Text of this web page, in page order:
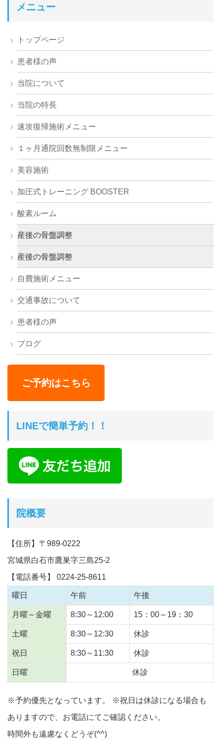
メニュー
トップページ
患者様の声
当院について
当院の特長
速攻復帰施術メニュー
１ヶ月通院回数無制限メニュー
美容施術
加圧式トレーニング BOOSTER
酸素ルーム
産後の骨盤調整
産後の骨盤調整
自費施術メニュー
交通事故について
患者様の声
ブログ
ご予約はこちら
LINEで簡単予約！！
院概要
【住所】〒989-0222
宮城県白石市鷹巣字三島25-2
【電話番号】 0224-25-8611
曜日 午前 午後
月曜～金曜 8:30～12:00 15：00～19：30
土曜 8:30～12:30 休診
祝日 8:30～11:30 休診
日曜 休診
※予約優先となっています。 ※祝日は休診になる場合も
ありますので、お電話にてご確認ください。
時間外も遠慮なくどうぞ(^^)